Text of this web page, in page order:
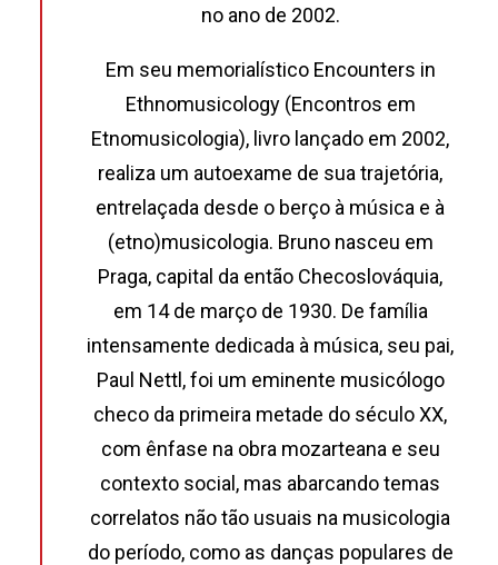
no ano de 2002.
Em seu memorialístico Encounters in
Ethnomusicology (Encontros em
Etnomusicologia), livro lançado em 2002,
realiza um autoexame de sua trajetória,
entrelaçada desde o berço à música e à
(etno)musicologia. Bruno nasceu em
Praga, capital da então Checoslováquia,
em 14 de março de 1930. De família
intensamente dedicada à música, seu pai,
Paul Nettl, foi um eminente musicólogo
checo da primeira metade do século XX,
com ênfase na obra mozarteana e seu
contexto social, mas abarcando temas
correlatos não tão usuais na musicologia
do período, como as danças populares de